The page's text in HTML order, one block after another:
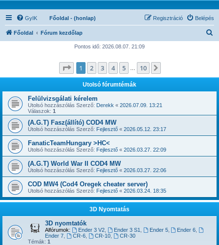
GyIK Főoldal - (honlap) Belépés
Regisztráció
Főoldal Fórum kezdőlap
s
é
Pontos idő: 2026.08.07. 21:09
Oldal:1 10
1 2 3 4 5 10
Utolsó fórumtémák
Felülvizsgálati kérelem
Utolsó hozzászólás Szerző: Derekk « 2026.07.09. 13:21
Válaszok: 1
(A.G.T) Fasz(állító) COD4 MW
Utolsó hozzászólás Szerző: Fejlesztő « 2026.05.12. 23:17
FanaticTeamHungary >HC<
Utolsó hozzászólás Szerző: Fejlesztő « 2026.03.27. 22:09
(A.G.T) World War II COD4 MW
Utolsó hozzászólás Szerző: Fejlesztő « 2026.03.27. 22:06
COD MW4 (Cod4 Oregek cheater server)
Utolsó hozzászólás Szerző: Fejlesztő « 2026.03.24. 18:35
3D Nyomtatás
3D nyomtatók
Alfórumok: Ender 3 V2, Ender 3 S1 Ender 5, Ender 6
Ender 7
CR-6, CR-10,
CR-30
Témák: 1